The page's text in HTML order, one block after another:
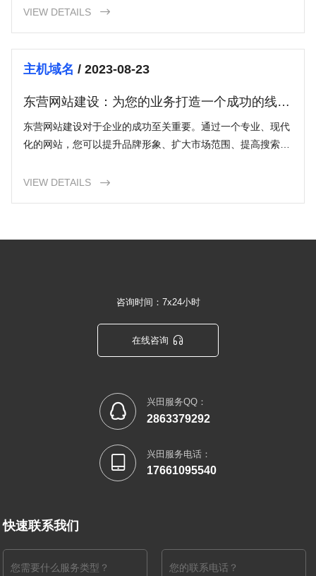
秀的界面和内容优化，都是建设一个成功的咸宁网站的重要步
站建设，企业将为自己打开更广阔的网络经营前景。
VIEW DETAILS 
主机域名/ 2023-08-23
东营网站建设：为您的业务打造一个成功的线上
门面
东营网站建设对于企业的成功至关重要。通过一个专业、现代
化的网站，您可以提升品牌形象、扩大市场范围、提高搜索引
实施SEO优化以及雇佣专业人员的建议，将帮助您打造一个成
VIEW DETAILS 
咨询时间：7x24小时
在线咨询 
 兴田服务QQ：
2863379292
 兴田服务电话：
17661095540
快速联系我们